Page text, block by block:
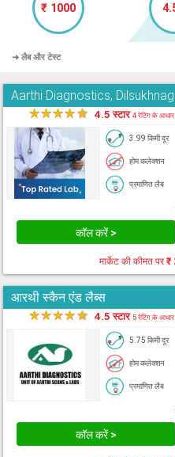
₹ 1000
➜ लैब और टेस्ट
Aarthi Diagnostics,
★★★★★ 4.5 स्टार4 रेटिंग के आधार
3.99 किमी दूर
होम कलेक्शन
प्रमाणित लैब
कॉल करें >
मार्केट की कीमत पर₹
आरथी स्कैन एंड लैब्स
★★★★★ 4.5 स्टार5 रेटिंग के आधार
5.75 किमी दूर
होम कलेक्शन
प्रमाणित लैब
कॉल करें >